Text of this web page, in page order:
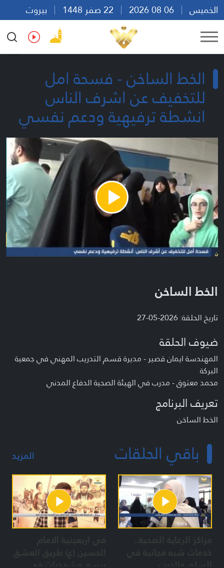
الخميس
بيروت
15:34
Ar En Fr Es
الخط الساخن - فسحة امل
للتخفيف عن اشرف الناس
انشطة ترفيهية ودعم نفسي
Play
Video
الخط الساخن
تاريخ الحلقة: 2026-05-27
ضيوف الحلقة
المهندسة ايمان قصير - مديرة قسم التدريب المهني في جمعية
البركة
محمد معتوق - مدرب في الهيئة الصحية الدفاع المدني
تعريف البرنامج
الخط الساخن
باقي الحلقات المزيد
مراكز الرعاية الصحية..
خدمات شبه مجانية في
السلم والحرب
في اربعينية الامام
الحسين (ع) طريق العشق
يرسم مشهديات في